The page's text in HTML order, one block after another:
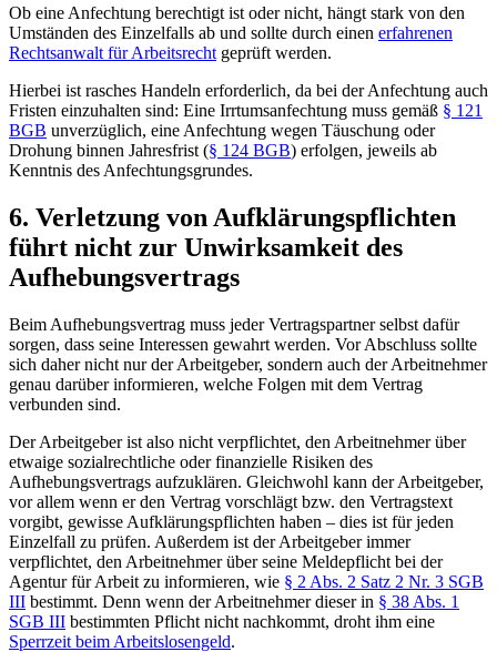
Ob eine Anfechtung berechtigt ist oder nicht, hängt stark von den
Umständen des Einzelfalls ab und sollte durch einen erfahrenen
Rechtsanwalt für Arbeitsrecht geprüft werden.
Hierbei ist rasches Handeln erforderlich, da bei der Anfechtung auch
Fristen einzuhalten sind: Eine Irrtumsanfechtung muss gemäß § 121
BGB unverzüglich, eine Anfechtung wegen Täuschung oder
Drohung binnen Jahresfrist (§ 124 BGB) erfolgen, jeweils ab
Kenntnis des Anfechtungsgrundes.
6. Verletzung von Aufklärungspflichten
führt nicht zur Unwirksamkeit des
Aufhebungsvertrags
Beim Aufhebungsvertrag muss jeder Vertragspartner selbst dafür
sorgen, dass seine Interessen gewahrt werden. Vor Abschluss sollte
sich daher nicht nur der Arbeitgeber, sondern auch der Arbeitnehmer
genau darüber informieren, welche Folgen mit dem Vertrag
verbunden sind.
Der Arbeitgeber ist also nicht verpflichtet, den Arbeitnehmer über
etwaige sozialrechtliche oder finanzielle Risiken des
Aufhebungsvertrags aufzuklären. Gleichwohl kann der Arbeitgeber,
vor allem wenn er den Vertrag vorschlägt bzw. den Vertragstext
vorgibt, gewisse Aufklärungspflichten haben – dies ist für jeden
Einzelfall zu prüfen. Außerdem ist der Arbeitgeber immer
verpflichtet, den Arbeitnehmer über seine Meldepflicht bei der
Agentur für Arbeit zu informieren, wie § 2 Abs. 2 Satz 2 Nr. 3 SGB
III bestimmt. Denn wenn der Arbeitnehmer dieser in § 38 Abs. 1
SGB III bestimmten Pflicht nicht nachkommt, droht ihm eine
Sperrzeit beim Arbeitslosengeld.